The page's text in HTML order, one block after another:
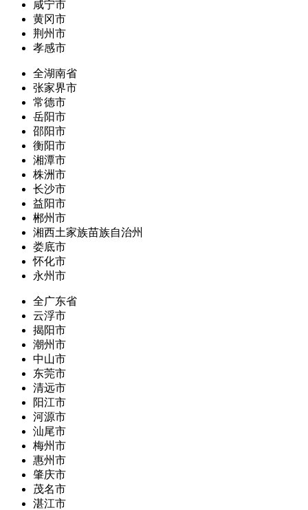
咸宁市
黄冈市
荆州市
孝感市
全湖南省
张家界市
常德市
岳阳市
邵阳市
衡阳市
湘潭市
株洲市
长沙市
益阳市
郴州市
湘西土家族苗族自治州
娄底市
怀化市
永州市
全广东省
云浮市
揭阳市
潮州市
中山市
东莞市
清远市
阳江市
河源市
汕尾市
梅州市
惠州市
肇庆市
茂名市
湛江市